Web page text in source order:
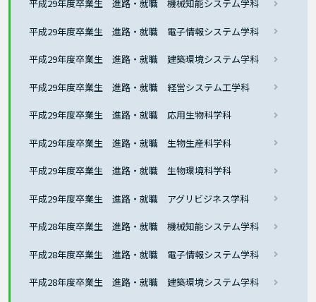
平成29年度卒業生 進路・就職 機械知能システム学科
平成29年度卒業生 進路・就職 電子情報システム学科
平成29年度卒業生 進路・就職 建築環境システム学科
平成29年度卒業生 進路・就職 経営システム工学科
平成29年度卒業生 進路・就職 応用生物科学科
平成29年度卒業生 進路・就職 生物生産科学科
平成29年度卒業生 進路・就職 生物環境科学科
平成29年度卒業生 進路・就職 アグリビジネス学科
平成28年度卒業生 進路・就職 機械知能システム学科
平成28年度卒業生 進路・就職 電子情報システム学科
平成28年度卒業生 進路・就職 建築環境システム学科